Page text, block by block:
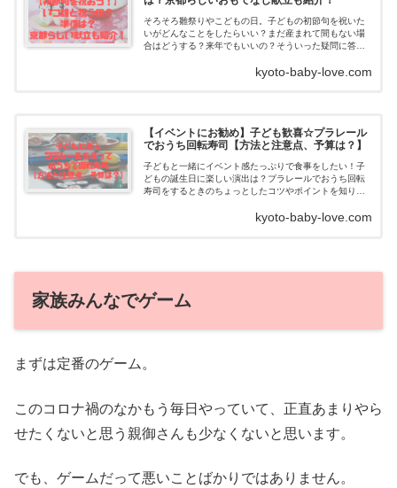
そろそろ雛祭りやこどもの日。子どもの初節句を祝いた
いがどんなことをしたらいい？まだ産まれて間もない場
合はどうする？来年でもいいの？そういった疑問に答え
kyoto-baby-love.com
【イベントにお勧め】子ども歓喜☆プラレール
でおうち回転寿司【方法と注意点、予算は？】
子どもと一緒にイベント感たっぷりで食事をしたい！子
どもの誕生日に楽しい演出は？プラレールでおうち回転
寿司をするときのちょっとしたコツやポイントを知りた
kyoto-baby-love.com
家族みんなでゲーム
まずは定番のゲーム。
このコロナ禍のなかもう毎日やっていて、正直あまりやら
せたくないと思う親御さんも少なくないと思います。
でも、ゲームだって悪いことばかりではありません。